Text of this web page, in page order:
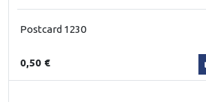
Postcard 1230
0,50 €